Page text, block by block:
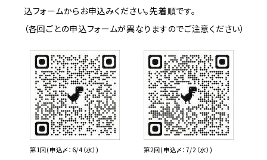
込フォームからお申込みください。先着順です。
（各回ごとの申込フォームが異なりますのでご注意ください）
第1回(申込〆：6/4（水）) 第2回(申込〆：7/2（水）)